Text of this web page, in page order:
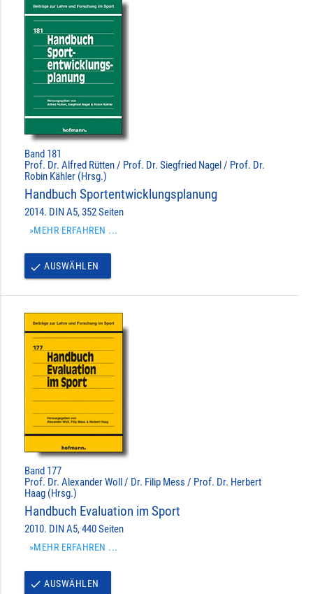
Band 181
Prof. Dr. Alfred Rütten / Prof. Dr. Siegfried Nagel / Prof. Dr.
Robin Kähler (Hrsg.)
Handbuch Sportentwicklungsplanung
2014. DIN A5, 352 Seiten
»MEHR ERFAHREN ...
done AUSWÄHLEN
Band 177
Prof. Dr. Alexander Woll / Dr. Filip Mess / Prof. Dr. Herbert
Haag (Hrsg.)
Handbuch Evaluation im Sport
2010. DIN A5, 440 Seiten
»MEHR ERFAHREN ...
done AUSWÄHLEN